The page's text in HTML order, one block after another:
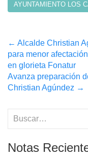
AYUNTAMIENTO LOS
Post
navigation
← Alcalde Christian
para menor
en glorieta Fonatur
Avanza preparación
Christian Agúndez →
Notas